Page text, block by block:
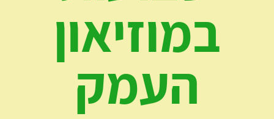
במוזיאון
העמק